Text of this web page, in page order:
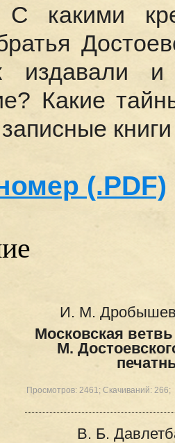
С какими
издавали и
Какие
(.PDF)
И. М.
Московская
М.
Просмотров: 2461; Скачиваний: 266;
В. Б.